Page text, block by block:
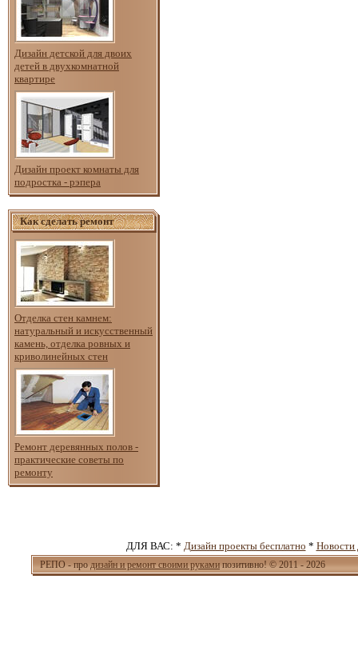
Дизайн детской для двоих
детей в двухкомнатной
квартире
Дизайн проект комнаты для
подростка - рэпера
Как сделать ремонт
Отделка стен камнем:
натуральный и искусственный
камень, отделка ровных и
криволинейных стен
Ремонт деревянных полов -
практические советы по
ремонту
ДЛЯ ВАС: * Дизайн проекты бесплатно * Новости
РЕПО - про дизайн и ремонт своими руками позитивно! © 2011 - 2026